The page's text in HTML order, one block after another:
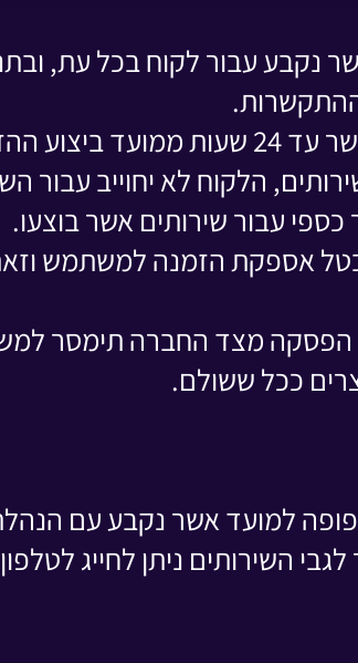
נקבע עבור לקוח בכל עת,
לא יצאה לשילוח.
הלקוח לא יחוייב עבור
עבור שירותים אשר בוצעו.
אספקת הזמנה למשתמש
הפסקה מצד החברה תימסר
ככל ששולם.
למועד אשר נקבע עם
השירותים ניתן לחייג